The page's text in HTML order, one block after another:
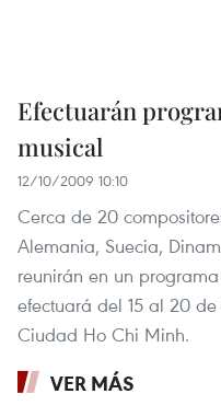
Efectuarán
musical
12/10/2009 10:10
Cerca de 20
Alemania, Suecia,
reunirán en un
efectuará del 15 al 20
Ciudad Ho Chi Minh.
VER MÁS